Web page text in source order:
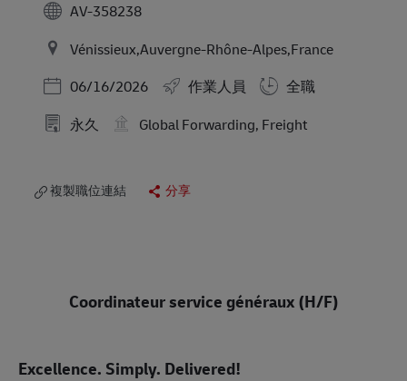
AV-358238
Vénissieux,Auvergne-Rhône-Alpes,France
Posted Date
06/16/2026 作業人員
全職
永久
Global Forwarding, Freight
複製職位連結 分享
Coordinateur service généraux (H/F)
Excellence. Simply. Delivered!